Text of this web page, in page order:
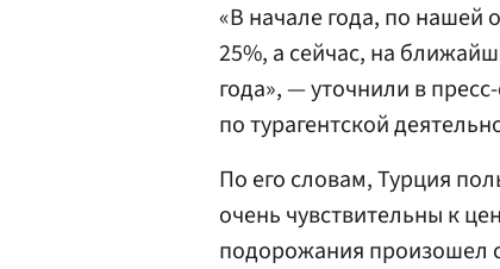
«В начале года, по нашей
25%, а сейчас, на
года», — уточнили в
по турагентской
По его словам, Турция
очень чувствительны к
подорожания произошел